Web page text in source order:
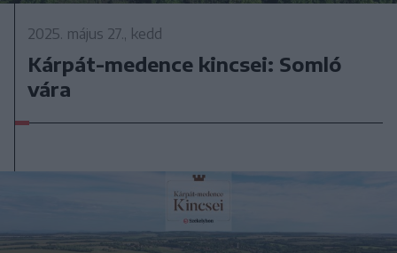
2025. május 27., kedd
Kárpát-medence kincsei: Somló
vára